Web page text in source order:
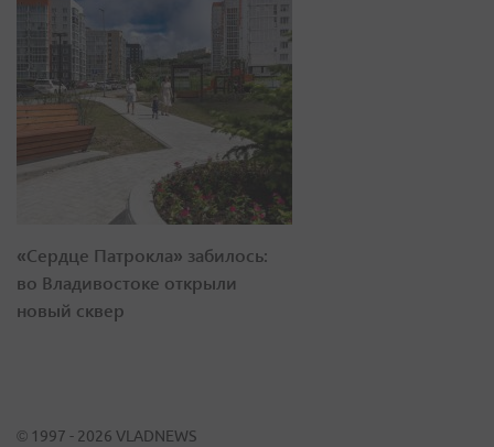
«Сердце Патрокла» забилось:
во Владивостоке открыли
новый сквер
© 1997 - 2026 VLADNEWS